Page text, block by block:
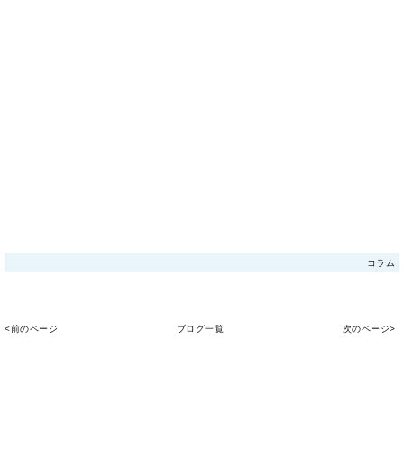
コラム
<前のページ ブログ一覧 次のページ>